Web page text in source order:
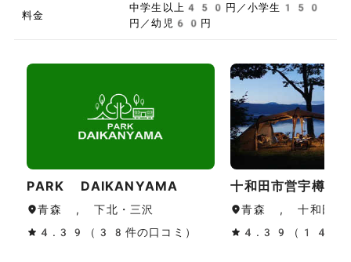
料金
中学生以上450円／小学生150
円／幼児60円
PARK DAIKANYAMA
青森 , 下北・三沢
4.39（38件の口コミ）
十和田市営宇樽部
青森 , 十和田湖
4.39（149件